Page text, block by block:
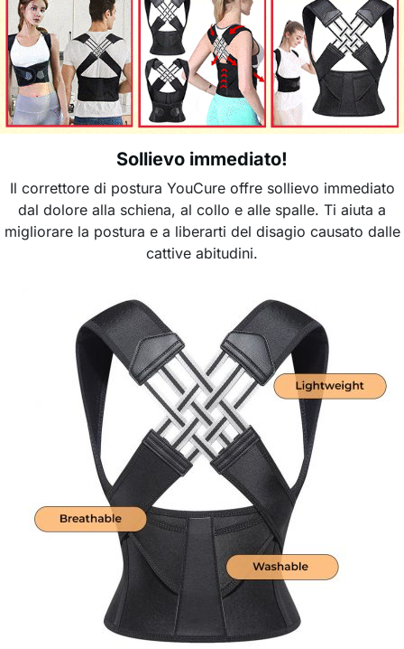
Sollievo immediato!
Il correttore di postura YouCure offre sollievo immediato
dal dolore alla schiena, al collo e alle spalle. Ti aiuta a
migliorare la postura e a liberarti del disagio causato dalle
cattive abitudini.